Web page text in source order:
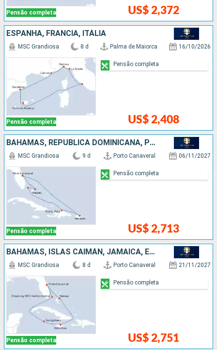
Pensão completa US$ 2,372
ESPANHA, FRANCIA, ITÁLIA
Pensão completa
MSC Grandiosa 8 d Palma de Maiorca 16/10/2026
US$ 2,408
Pensão completa
BAHAMAS, REPUBLICA DOMINICANA, PORTO RICO, ESTADOS UNIDOS
Pensão completa
MSC Grandiosa 9 d Porto Canaveral 06/11/2027
US$ 2,713
Pensão completa
BAHAMAS, ISLAS CAIMÁN, JAMAICA, ESTADOS UNIDOS
Pensão completa
MSC Grandiosa 8 d Porto Canaveral 21/11/2027
US$ 2,751
Pensão completa